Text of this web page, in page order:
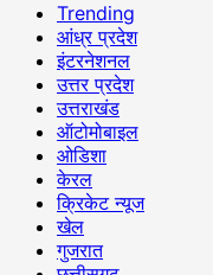
Trending
आंध्र प्रदेश
इंटरनेशनल
उत्तर प्रदेश
उत्तराखंड
ऑटोमोबाइल
ओडिशा
केरल
क्रिकेट न्यूज
खेल
गुजरात